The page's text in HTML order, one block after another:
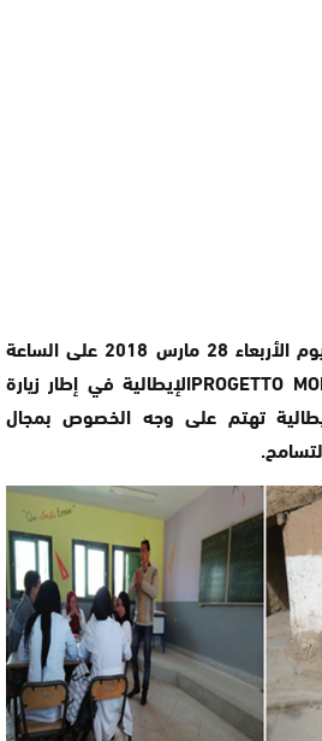
حلت بمقر جمعية AADEC يوم الأربعاء 28 مارس 2018 على الساعة
التاسعة صباحا جمعية PROGETTO MONDOالإيطالية في إطار زيارة
تهتم على وجه الخصوص بمجال